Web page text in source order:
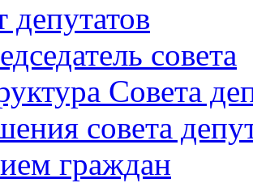
депутатов
совета
Совета
совета
граждан